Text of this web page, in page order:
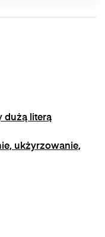
znajdującego
dużą literą
ukżyrzowanie,